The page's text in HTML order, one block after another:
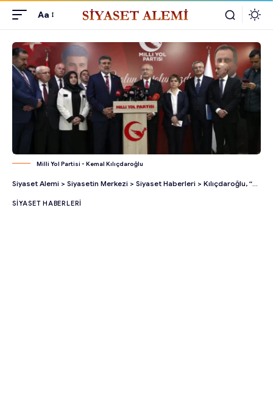
Aa
Milli Yol Partisi - Kemal Kılıçdaroğlu
Siyaset Alemi > Siyasetin Merkezi > Siyaset Haberleri > Kılıçdaroğlu, “Muhsin Yazıcıoğlu’nun Arkadaşlarını” Ziyaret Etti
SIYASET HABERLERI